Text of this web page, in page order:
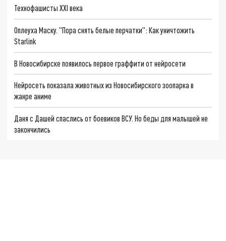
Технофашисты XXI века
Оплеуха Маску. "Пора снять белые перчатки": Как уничтожить
Starlink
В Новосибирске появилось первое граффити от нейросети
Нейросеть показала животных из Новосибирского зоопарка в
жанре аниме
Даня с Дашей спаслись от боевиков ВСУ. Но беды для малышей не
закончились